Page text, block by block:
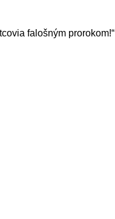
falošným prorokom!“